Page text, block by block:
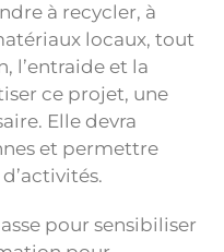
à recycler, à
locaux, tout
l’entraide et la
ce projet, une
Elle devra
et permettre
pour sensibiliser